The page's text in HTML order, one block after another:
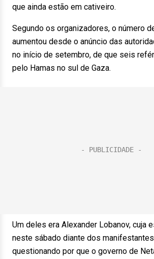
que ainda estão em cativeiro.
Segundo os organizadores, o número
aumentou desde o anúncio das
no início de setembro, de que seis
pelo Hamas no sul de Gaza.
Um deles era Alexander Lobanov, cuja
neste sábado diante dos
questionando por que o governo de